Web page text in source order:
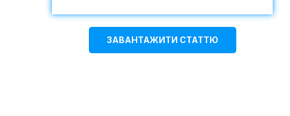
ЗАВАНТАЖИТИ СТАТТЮ